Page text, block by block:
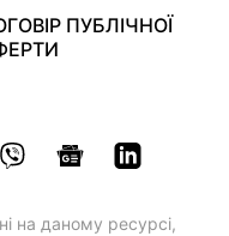
ПУБЛІЧНОЇ
на даному ресурсі,